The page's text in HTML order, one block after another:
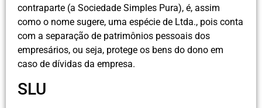
contraparte (a Sociedade Simples Pura), é, assim
como o nome sugere, uma espécie de Ltda., pois conta
com a separação de patrimônios pessoais dos
empresários, ou seja, protege os bens do dono em
caso de dívidas da empresa.
SLU